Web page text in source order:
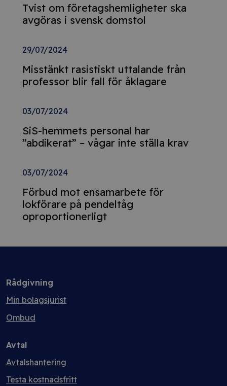
Tvist om företagshemligheter ska
avgöras i svensk domstol
29/07/2024
Misstänkt rasistiskt uttalande från
professor blir fall för åklagare
03/07/2024
SiS-hemmets personal har
”abdikerat” – vågar inte ställa krav
03/07/2024
Förbud mot ensamarbete för
lokförare på pendeltåg
oproportionerligt
Rådgivning
Min bolagsjurist
Ombud
Avtal
Avtalshantering
Testa kostnadsfritt